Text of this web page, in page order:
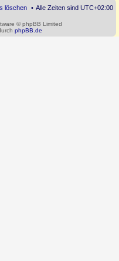
Alle Zeiten sind UTC+02:00
löschen
© phpBB Limited
phpBB.de